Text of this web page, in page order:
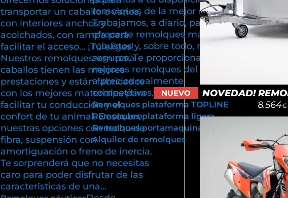
transportar un caballo o varios,
con interiores anchos y
acolchados, con rampa para
facilitar el acceso… ¡Tú eliges!
Nuestros remolques van para
caballos tienen las mejores
prestaciones y están fabricados
con los mejores materiales para
facilitar tu conducción y el
confort de tu animal. Descubre
nuestras opciones con techo de
fibra, suspensión con
amortiguación o freno de inercia.
Te sorprenderá que no necesitas
caro para poder disfrutar de las
características de una…
remolques de la mejor calidad.
Trabajamos, a diario, para poder
ofrecerte remolques más ligeros,
robustos y, sobre todo, más
seguros. Te proporcionamos los
mejores remolques del mercado
a precios realmente
competitivos.
NUEVO
Remolques plataforma TOPLINE
Remolques plataforma ligera
Remolques portamaquinaria
Alquiler de remolques
NOVEDAD!
8.564€